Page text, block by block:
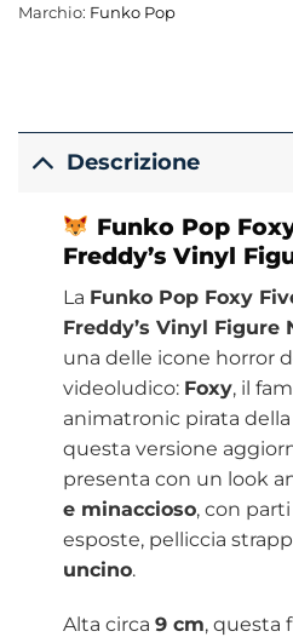
Marchio: Funko Pop
Descrizione
Funko Pop
Freddy’s Vinyl
La Funko Pop Foxy
Freddy’s Vinyl Figure
una delle icone horror
videoludico: Foxy, il
animatronic pirata della
questa versione
presenta con un look
e minaccioso, con
esposte, pelliccia
uncino.
Alta circa 9 cm, questa